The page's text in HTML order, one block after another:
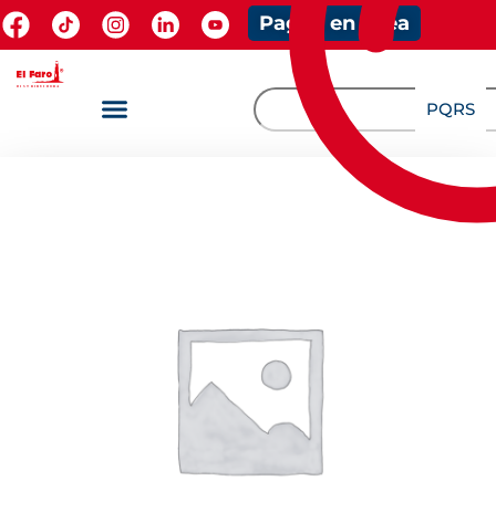
Pagos en línea
PQRS